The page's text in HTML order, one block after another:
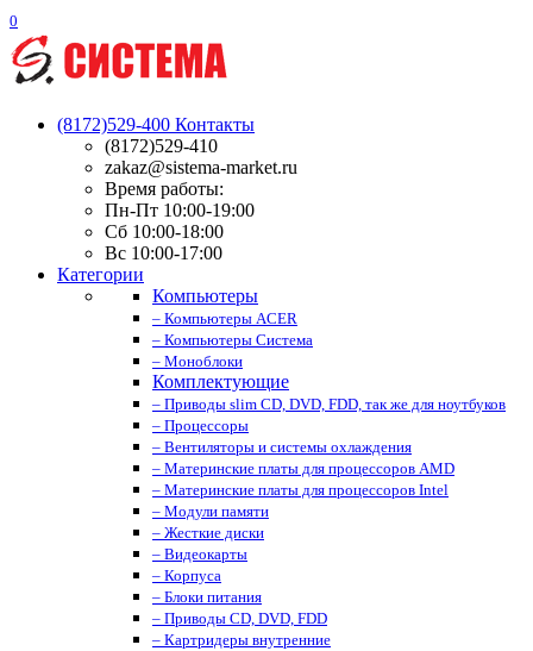
0
(8172)529-400 Контакты
(8172)529-410
zakaz@sistema-market.ru
Время работы:
Пн-Пт 10:00-19:00
Сб 10:00-18:00
Вс 10:00-17:00
Категории
Компьютеры
– Компьютеры ACER
– Компьютеры Система
– Моноблоки
Комплектующие
– Приводы slim CD, DVD, FDD, так же для ноутбуков
– Процессоры
– Вентиляторы и системы охлаждения
– Материнские платы для процессоров AMD
– Материнские платы для процессоров Intel
– Модули памяти
– Жесткие диски
– Видеокарты
– Корпуса
– Блоки питания
– Приводы CD, DVD, FDD
– Картридеры внутренние